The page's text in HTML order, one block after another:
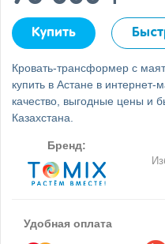
Купить
Кровать-трансформер с
купить в Астане в
качество, выгодные цены и
Казахстана.
Бренд:
Удобная оплата